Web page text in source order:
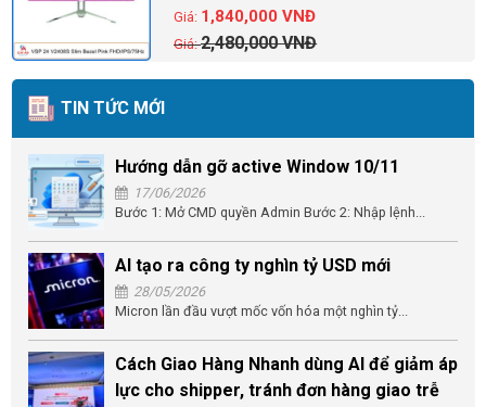
2,480,000VNĐ
1,840,000VNĐ
TIN TỨC MỚI
Hướng dẫn gỡ active Window 10/11
17/06/2026
Bước 1: Mở CMD quyền Admin Bước 2: Nhập lệnh...
AI tạo ra công ty nghìn tỷ USD mới
28/05/2026
Micron lần đầu vượt mốc vốn hóa một nghìn tỷ...
Cách Giao Hàng Nhanh dùng AI để giảm áp
lực cho shipper, tránh đơn hàng giao trễ